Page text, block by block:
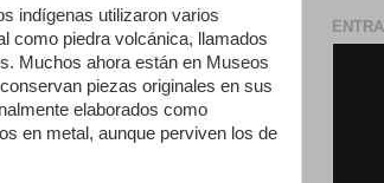
indígenas utilizaron varios
como piedra volcánica, llamados
Muchos ahora están en Museos
piezas originales en sus
elaborados como
en metal, aunque perviven los de